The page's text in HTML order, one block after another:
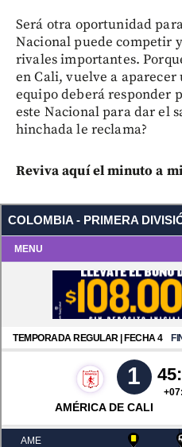
Será otra oportunidad
Nacional puede competir
rivales importantes.
en Cali, vuelve a
equipo deberá responder
este Nacional para dar el
hinchada le reclama?
Reviva aquí el minuto a